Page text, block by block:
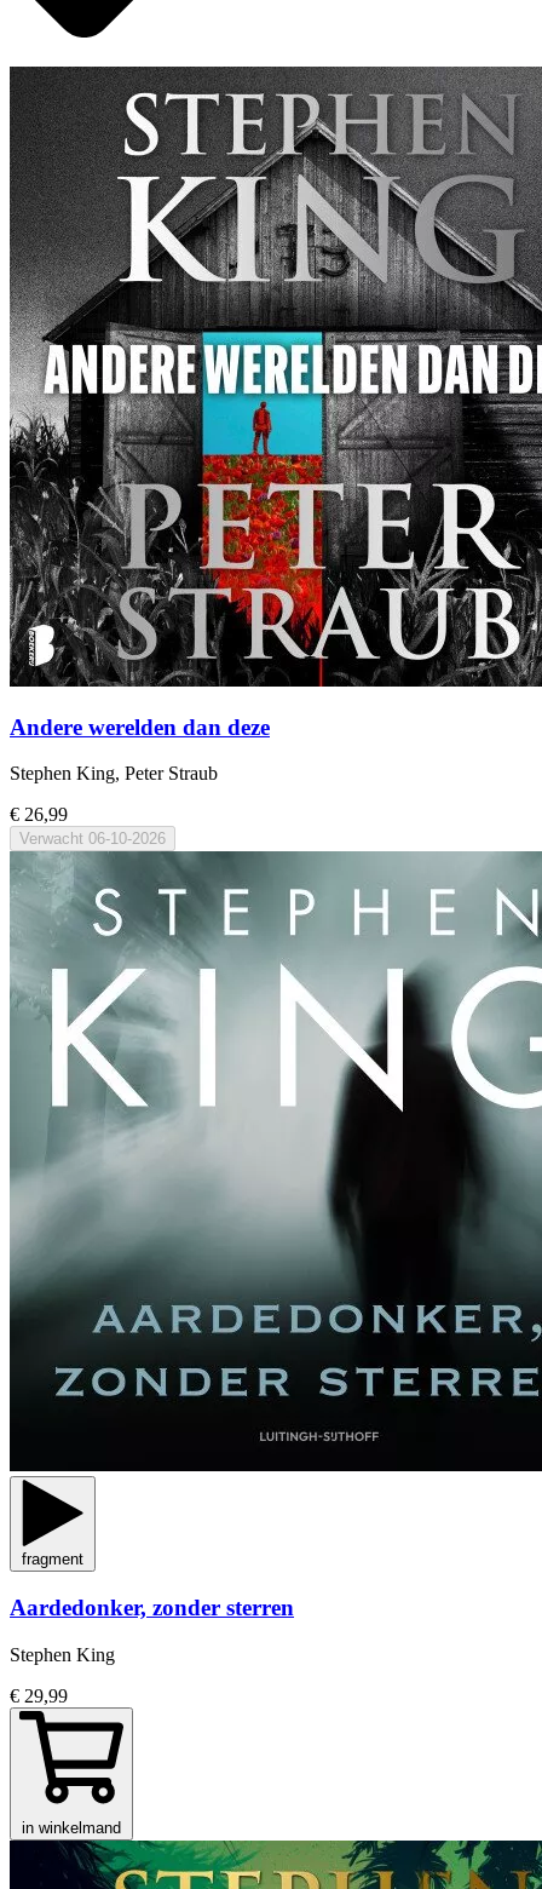
Andere werelden dan deze
Stephen King, Peter Straub
€ 26,99
Verwacht 06-10-2026
fragment
Aardedonker, zonder sterren
Stephen King
€ 29,99
in winkelmand